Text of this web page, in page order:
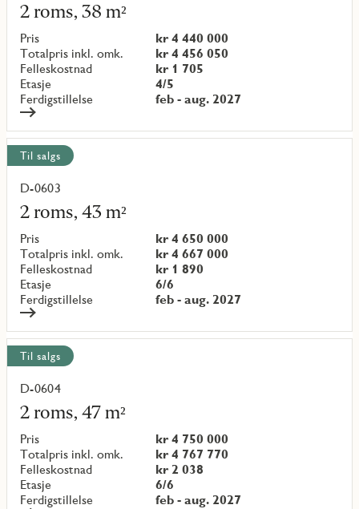
2 roms, 38 m²
Pris
kr 4 440 000
Totalpris inkl. omk.
kr 4 456 050
Felleskostnad
kr 1 705
Etasje
4/5
Ferdigstillelse
feb - aug. 2027
mer
om
objekt
{objectNumber}
Til salgs
D-0603
2 roms, 43 m²
Pris
kr 4 650 000
Totalpris inkl. omk.
kr 4 667 000
Felleskostnad
kr 1 890
Etasje
6/6
Ferdigstillelse
feb - aug. 2027
Les
mer
om
objekt
{objectNumber}
Til salgs
D-0604
2 roms, 47 m²
Pris
kr 4 750 000
Totalpris inkl. omk.
kr 4 767 770
Felleskostnad
kr 2 038
Etasje
6/6
Ferdigstillelse
feb - aug. 2027
Les
mer
om
objekt
{objectNumber}